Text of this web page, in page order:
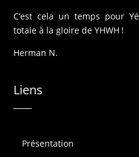
C’est cela un temps pour
totale à la gloire de YHWH !
Herman N.
Liens
Présentation